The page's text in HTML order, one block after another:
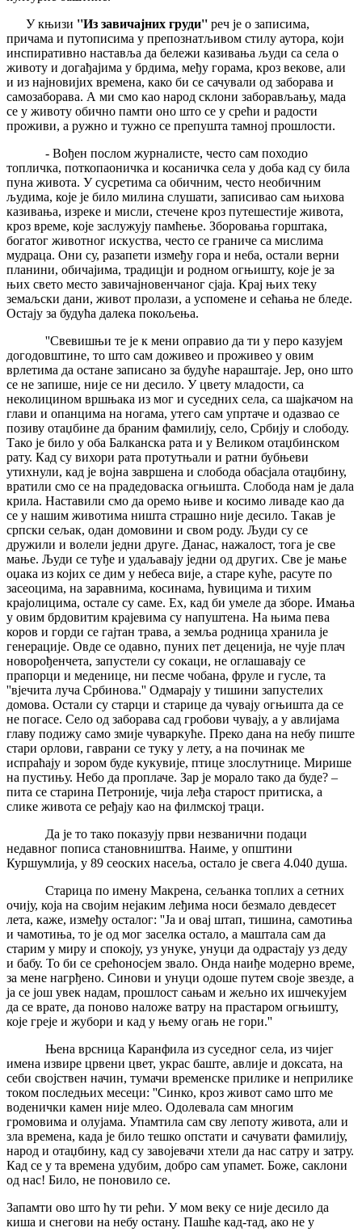
У књизи ''Из завичајних груди'' реч је о записима,
причама и путописима у препознатљивом стилу аутора, који
инспиративно наставља да бележи казивања људи са села о
животу и догађајима у брдима, међу горама, кроз векове, али
и из најновијих времена, како би се сачували од заборава и
самозаборава. А ми смо као народ склони заборављању, мада
се у животу обично памти оно што се у срећи и радости
проживи, а ружно и тужно се препушта тамној прошлости.
- Вођен послом журналисте, често сам походио
топличка, поткопаоничка и косаничка села у доба кад су била
пуна живота. У сусретима са обичним, често необичним
људима, које је било милина слушати, записивао сам њихова
казивања, изреке и мисли, стечене кроз путешестије живота,
кроз време, које заслужују памћење. Зборовања горштака,
богатог животног искуства, често се граниче са мислима
мудраца. Они су, разапети између гора и неба, остали верни
планини, обичајима, традицји и родном огњишту, које је за
њих свето место завичајновенчаног сјаја. Крај њих теку
земаљски дани, живот пролази, а успомене и сећања не бледе.
Остају за будућа далека покољења.
''Свевишњи те је к мени оправио да ти у перо казујем
догодовштине, то што сам доживео и проживео у овим
врлетима да остане записано за будуће нараштаје. Јер, оно што
се не запише, није се ни десило. У цвету младости, са
неколицином вршњака из мог и суседних села, са шајкачом на
глави и опанцима на ногама, утего сам упртаче и одазвао се
позиву отаџбине да браним фамилију, село, Србију и слободу.
Тако је било у оба Балканска рата и у Великом отаџбинском
рату. Кад су вихори рата протутњали и ратни бубњеви
утихнули, кад је војна завршена и слобода обасјала отаџбину,
вратили смо се на прадедоваска огњишта. Слобода нам је дала
крила. Наставили смо да оремо њиве и косимо ливаде као да
се у нашим животима ништа страшно није десило. Такав је
српски сељак, одан домовини и свом роду. Људи су се
дружили и волели једни друге. Данас, нажалост, тога је све
мање. Људи се туђе и удаљавају једни од других. Све је мање
оџака из којих се дим у небеса вије, а старе куће, расуте по
засеоцима, на заравнима, косинама, ћувицима и тихим
крајолицима, остале су саме. Ех, кад би умеле да зборе. Имања
у овим брдовитим крајевима су напуштена. На њима пева
коров и горди се гајтан трава, а земља родница хранила је
генерације. Овде се одавно, пуних пет деценија, не чује плач
новорођенчета, запустели су сокаци, не оглашавају се
прапорци и меденице, ни песме чобана, фруле и гусле, та
''вјечита луча Србинова.'' Одмарају у тишини запустелих
домова. Остали су старци и старице да чувају огњишта да се
не погасе. Село од заборава сад гробови чувају, а у авлијама
главу подижу само змије чуваркуће. Преко дана на небу пиште
стари орлови, гаврани се туку у лету, а на починак ме
испраћају и зором буде кукувије, птице злослутнице. Мирише
на пустињу. Небо да проплаче. Зар је морало тако да буде? –
пита се старина Петроније, чија леђа старост притиска, а
слике живота се ређају као на филмској траци.
Да је то тако показују први незванични подаци
недавног пописа становништва. Наиме, у општини
Куршумлија, у 89 сеоских насеља, остало је свега 4.040 душа.
Старица по имену Макрена, сељанка топлих а сетних
очију, која на својим нејаким леђима носи безмало девдесет
лета, каже, између осталог: ''Ја и овај штап, тишина, самотиња
и чамотиња, то је од мог заселка остало, а маштала сам да
старим у миру и спокоју, уз унуке, унуци да одрастају уз деду
и бабу. То би се срећоносјем звало. Онда наиђе модерно време,
за мене нагрђено. Синови и унуци одоше путем своје звезде, а
ја се још увек надам, прошлост сањам и жељно их ишчекујем
да се врате, да поново наложе ватру на прастаром огњишту,
које греје и жубори и кад у њему огањ не гори.''
Њена врсница Каранфила из суседног села, из чијег
имена извире црвени цвет, украс баште, авлије и доксата, на
себи својствен начин, тумачи временске прилике и неприлике
током последњих месеци: ''Синко, кроз живот само што ме
воденички камен није млео. Одолевала сам многим
громовима и олујама. Упамтила сам сву лепоту живота, али и
зла времена, када је било тешко опстати и сачувати фамилију,
народ и отаџбину, кад су завојевачи хтели да нас сатру и затру.
Кад се у та времена удубим, добро сам упамет. Боже, саклони
од нас! Било, не поновило се.
Запамти ово што ћу ти рећи. У мом веку се није десило да
киша и снегови на небу остану. Пашће кад-тад, ако не у